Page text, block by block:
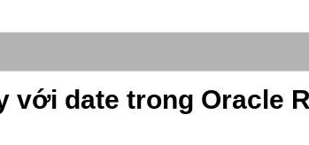
date trong Oracle